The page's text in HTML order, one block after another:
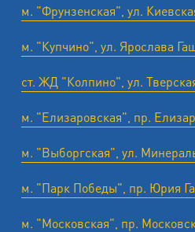
м. "Фрунзенская", ул.
м. "Купчино", ул. Ярослава
ст. ЖД "Колпино", ул.
м. "Елизаровская", пр.
м. "Выборгская", ул.
м. "Парк Победы", пр. Юрия
м. "Московская", пр.